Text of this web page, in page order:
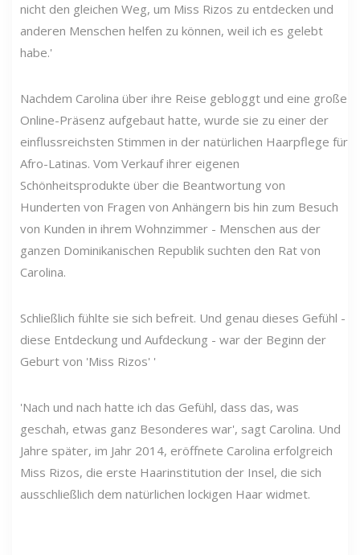
nicht den gleichen Weg, um Miss Rizos zu entdecken und
anderen Menschen helfen zu können, weil ich es gelebt
habe.'
Nachdem Carolina über ihre Reise gebloggt und eine große
Online-Präsenz aufgebaut hatte, wurde sie zu einer der
einflussreichsten Stimmen in der natürlichen Haarpflege für
Afro-Latinas. Vom Verkauf ihrer eigenen
Schönheitsprodukte über die Beantwortung von
Hunderten von Fragen von Anhängern bis hin zum Besuch
von Kunden in ihrem Wohnzimmer - Menschen aus der
ganzen Dominikanischen Republik suchten den Rat von
Carolina.
Schließlich fühlte sie sich befreit. Und genau dieses Gefühl -
diese Entdeckung und Aufdeckung - war der Beginn der
Geburt von 'Miss Rizos' '
'Nach und nach hatte ich das Gefühl, dass das, was
geschah, etwas ganz Besonderes war', sagt Carolina. Und
Jahre später, im Jahr 2014, eröffnete Carolina erfolgreich
Miss Rizos, die erste Haarinstitution der Insel, die sich
ausschließlich dem natürlichen lockigen Haar widmet.